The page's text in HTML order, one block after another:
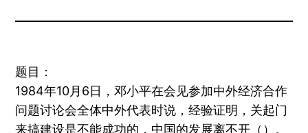
题目：
1984年10月6日，邓小平在会见参加中外经济合作
问题讨论会全体中外代表时说，经验证明，关起门
来搞建设是不能成功的，中国的发展离不开（）。